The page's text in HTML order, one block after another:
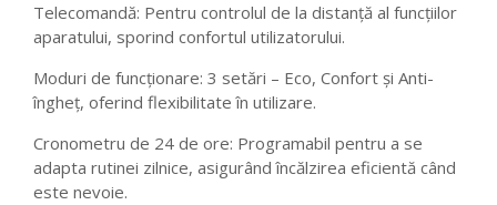
Telecomandă: Pentru controlul de la distanță al funcțiilor
aparatului, sporind confortul utilizatorului.
Moduri de funcționare: 3 setări – Eco, Confort și Anti-
îngheț, oferind flexibilitate în utilizare.
Cronometru de 24 de ore: Programabil pentru a se
adapta rutinei zilnice, asigurând încălzirea eficientă când
este nevoie.